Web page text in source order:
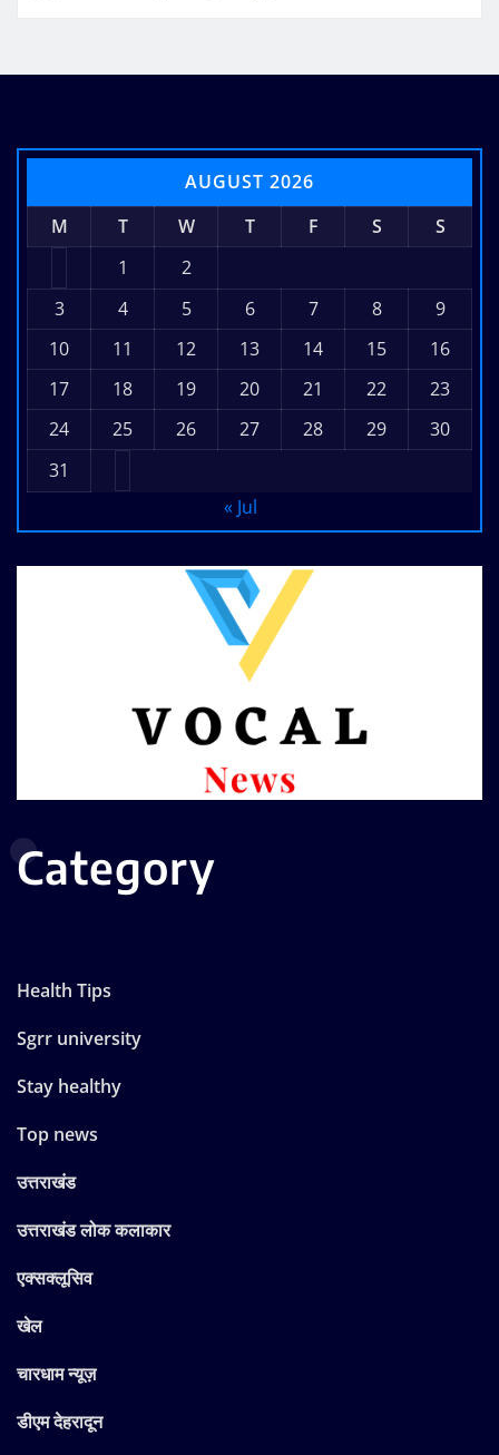
AUGUST 2026
M
T W T F S
S
1
2
3
4 5 6 7 8
9
10
11 12 13 14 15
16
17
18 19 20 21 22
23
24
25 26 27 28 29
30
31
« Jul
Category
Health Tips
Sgrr university
Stay healthy
Top news
उत्तराखंड
उत्तराखंड लोक कलाकार
एक्सक्लूसिव
खेल
चारधाम न्यूज़
डीएम देहरादून